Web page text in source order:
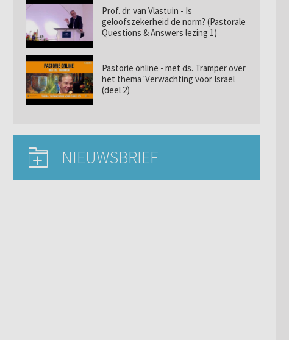
Prof. dr. van Vlastuin - Is
geloofszekerheid de norm? (Pastorale
Questions & Answers lezing 1)
Pastorie online - met ds. Tramper over
het thema 'Verwachting voor Israël
(deel 2)
NIEUWSBRIEF